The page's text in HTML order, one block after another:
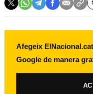
Afegeix
Google de manera